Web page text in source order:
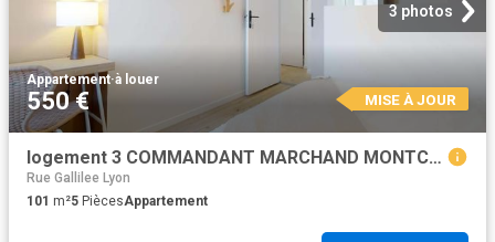
3 photos
Appartement·à louer
550 € MISE À JOUR
logement 3 COMMANDANT MARCHAND MONTCHAT
Rue Gallilee Lyon
101 m²5 PiècesAppartement